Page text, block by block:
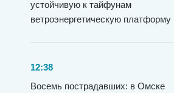
устойчивую к тайфунам
ветроэнергетическую платформу
12:38
Восемь пострадавших: в Омске